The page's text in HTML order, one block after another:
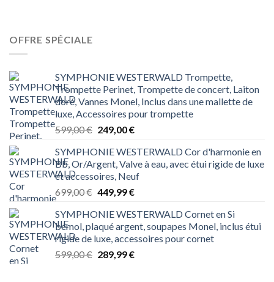
OFFRE SPÉCIALE
SYMPHONIE WESTERWALD Trompette,
Trompette Perinet, Trompette de concert, Laiton
doré, Vannes Monel, Inclus dans une mallette de
luxe, Accessoires pour trompette
599,00€ Le
initial
était :
599,00 €.
249,00€Le
actuel
est :
249,00 €.
SYMPHONIE WESTERWALD Cor d'harmonie en
Bb, Or/Argent, Valve à eau, avec étui rigide de luxe
et accessoires, Neuf
699,00€ Le
initial
était :
699,00 €.
449,99€Le
actuel
est :
449,99 €.
SYMPHONIE WESTERWALD Cornet en Si
bémol, plaqué argent, soupapes Monel, inclus étui
rigide de luxe, accessoires pour cornet
599,00€ Le
289,99€Le